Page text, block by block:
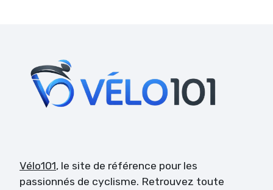
Vélo101, le site de référence pour les
passionnés de cyclisme. Retrouvez toute